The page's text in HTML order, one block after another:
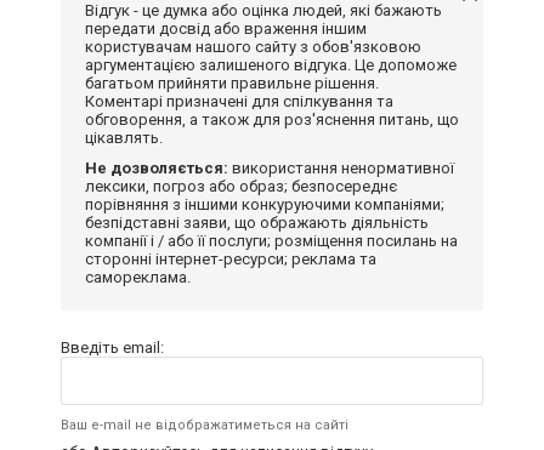
Відгук - це думка або оцінка людей, які бажають
передати досвід або враження іншим
користувачам нашого сайту з обов'язковою
аргументацією залишеного відгука. Це допоможе
багатьом прийняти правильне рішення.
Коментарі призначені для спілкування та
обговорення, а також для роз'яснення питань, що
цікавлять.
Не дозволяється: використання ненормативної
лексики, погроз або образ; безпосереднє
порівняння з іншими конкуруючими компаніями;
безпідставні заяви, що ображають діяльність
компанії і / або її послуги; розміщення посилань на
сторонні інтернет-ресурси; реклама та
самореклама.
Введіть email:
Ваш e-mail не відображатиметься на сайті